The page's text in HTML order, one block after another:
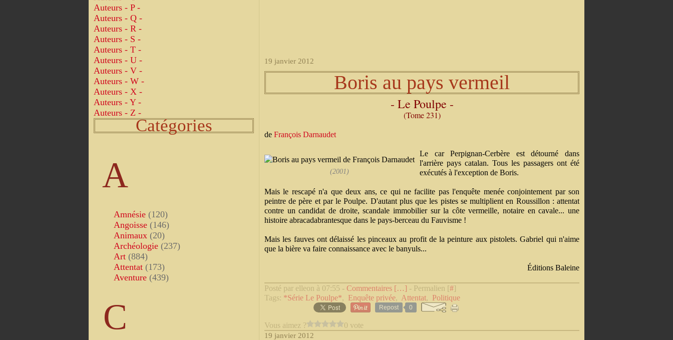
Auteurs - P -
Auteurs - Q -
Auteurs - R -
Auteurs - S -
Auteurs - T -
Auteurs - U -
Auteurs - V -
Auteurs - W -
Auteurs - X -
Auteurs - Y -
Auteurs - Z -
Catégories
A
Amnésie (120)
Angoisse (146)
Animaux (20)
Archéologie (237)
Art (884)
Attentat (173)
Aventure (439)
C
19 janvier 2012
Boris au pays vermeil
- Le Poulpe -
(Tome 231)
de François Darnaudet
(2001)
Le car Perpignan-Cerbère est détourné dans
l'arrière pays catalan. Tous les passagers ont été
exécutés à l'exception de Boris.
Mais le rescapé n'a que deux ans, ce qui ne facilite pas l'enquête menée conjointement par son
peintre de père et par le Poulpe. D'autant plus que les pistes se multiplient en Roussillon : attentat
contre un candidat de droite, scandale immobilier sur la côte vermeille, notaire en cavale... une
histoire abracadabrantesque dans le pays-berceau du Fauvisme !
Mais les fauves ont délaissé les pinceaux au profit de la peinture aux pistolets. Gabriel qui n'aime
que la bière va faire connaissance avec le banyuls...
Éditions Baleine
Posté par elleon à 07:55 - Commentaires […] - Permalien [#]
Tags: *Série Le Poulpe*, Enquête privée, Attentat, Politique
Repost 0
Vous aimez ? 0 vote
19 janvier 2012